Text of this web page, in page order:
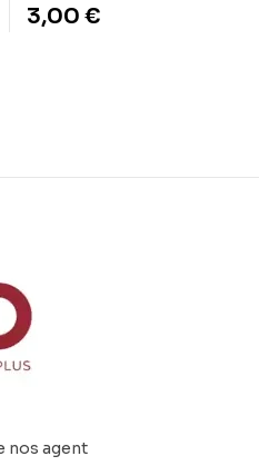
son business pour
3,00 €
nos agent